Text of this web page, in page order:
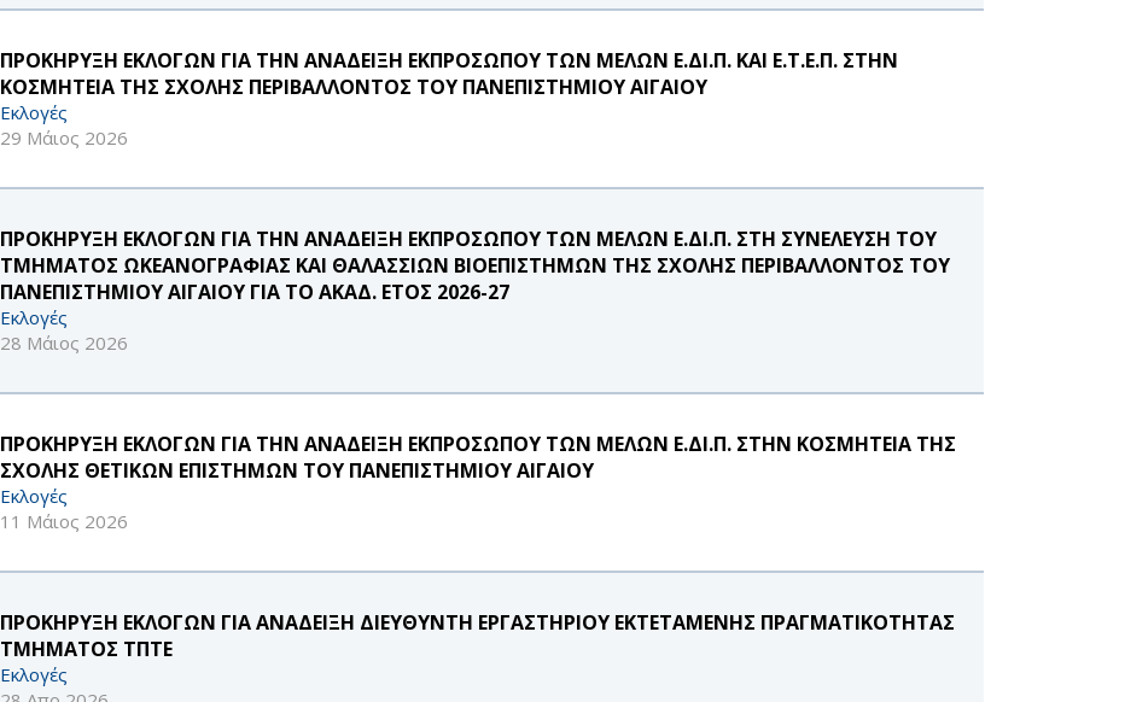
ΠΡΟΚΗΡΥΞΗ ΕΚΛΟΓΩΝ ΓΙΑ ΤΗΝ ΑΝΑΔΕΙΞΗ ΕΚΠΡΟΣΩΠΟΥ ΤΩΝ ΜΕΛΩΝ Ε.ΔΙ.Π. ΚΑΙ Ε.Τ.Ε.Π. ΣΤΗΝ
ΚΟΣΜΗΤΕΙΑ ΤΗΣ ΣΧΟΛΗΣ ΠΕΡΙΒΑΛΛΟΝΤΟΣ ΤΟΥ ΠΑΝΕΠΙΣΤΗΜΙΟΥ ΑΙΓΑΙΟΥ
Εκλογές
29 Μάιος 2026
ΠΡΟΚΗΡΥΞΗ ΕΚΛΟΓΩΝ ΓΙΑ ΤΗΝ ΑΝΑΔΕΙΞΗ ΕΚΠΡΟΣΩΠΟΥ ΤΩΝ ΜΕΛΩΝ Ε.ΔΙ.Π. ΣΤΗ ΣΥΝΕΛΕΥΣΗ ΤΟΥ
ΤΜΗΜΑΤΟΣ ΩΚΕΑΝΟΓΡΑΦΙΑΣ ΚΑΙ ΘΑΛΑΣΣΙΩΝ ΒΙΟΕΠΙΣΤΗΜΩΝ ΤΗΣ ΣΧΟΛΗΣ ΠΕΡΙΒΑΛΛΟΝΤΟΣ ΤΟΥ
ΠΑΝΕΠΙΣΤΗΜΙΟΥ ΑΙΓΑΙΟΥ ΓΙΑ ΤΟ ΑΚΑΔ. ΕΤΟΣ 2026-27
Εκλογές
28 Μάιος 2026
ΠΡΟΚΗΡΥΞΗ ΕΚΛΟΓΩΝ ΓΙΑ ΤΗΝ ΑΝΑΔΕΙΞΗ ΕΚΠΡΟΣΩΠΟΥ ΤΩΝ ΜΕΛΩΝ Ε.ΔΙ.Π. ΣΤΗΝ ΚΟΣΜΗΤΕΙΑ ΤΗΣ
ΣΧΟΛΗΣ ΘΕΤΙΚΩΝ ΕΠΙΣΤΗΜΩΝ ΤΟΥ ΠΑΝΕΠΙΣΤΗΜΙΟΥ ΑΙΓΑΙΟΥ
Εκλογές
11 Μάιος 2026
ΠΡΟΚΗΡΥΞΗ ΕΚΛΟΓΩΝ ΓΙΑ ΑΝΑΔΕΙΞΗ ΔΙΕΥΘΥΝΤΗ ΕΡΓΑΣΤΗΡΙΟΥ ΕΚΤΕΤΑΜΕΝΗΣ ΠΡΑΓΜΑΤΙΚΟΤΗΤΑΣ
ΤΜΗΜΑTOΣ ΤΠΤΕ
Εκλογές